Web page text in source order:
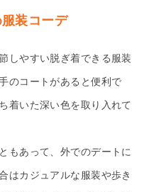
服装コーデ
しやすい脱ぎ着できる服装
のコートがあると便利で
着いた深い色を取り入れて
もあって、外でのデートに
はカジュアルな服装や歩き